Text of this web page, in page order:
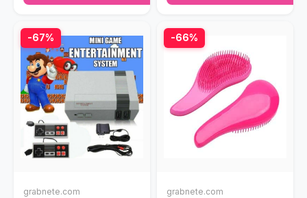
-67%
grabnete.com
-66%
grabnete.com